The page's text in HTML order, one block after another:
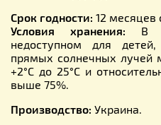
Срок годности: 12 месяцев
Условия хранения: В
недоступном для
прямых солнечных лучей
+2°С до 25°С и
выше 75%.
Производство: Украина.